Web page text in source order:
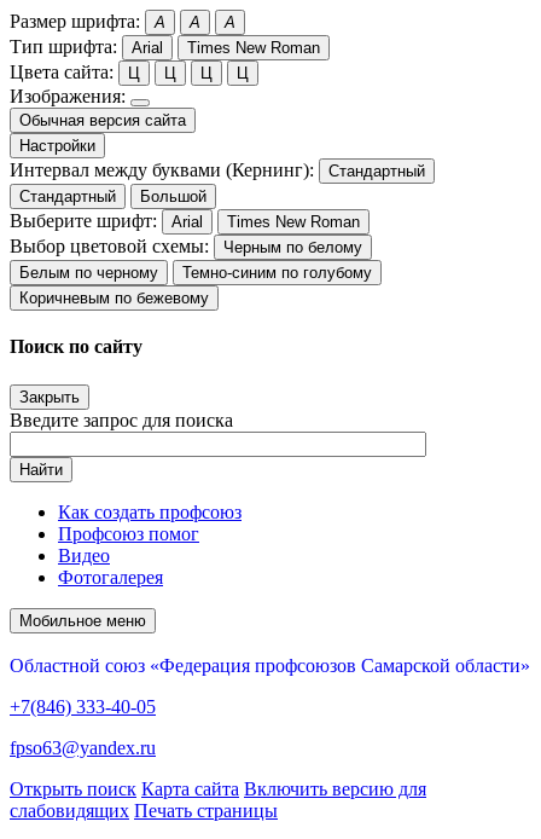
Размер шрифта: A A A
Тип шрифта: Arial Times New Roman
Цвета сайта: Ц Ц Ц Ц
Изображения:
Обычная версия сайта
Настройки
Интервал между буквами (Кернинг):
Стандартный
Стандартный
Большой
Выберите шрифт: Arial Times New Roman
Выбор цветовой схемы:
Черным по белому
Белым по черному
Темно-синим по голубому
Коричневым по бежевому
Поиск по сайту
Закрыть
Введите запрос для поиска
Найти
Как создать профсоюз
Профсоюз помог
Видео
Фотогалерея
Мобильное меню
Областной союз «Федерация профсоюзов Самарской области»
+7(846) 333-40-05
fpso63@yandex.ru
Открыть поиск Карта сайта Включить версию для
слабовидящих Печать страницы